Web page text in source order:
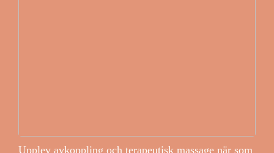
Upplev avkoppling och terapeutisk massage när som